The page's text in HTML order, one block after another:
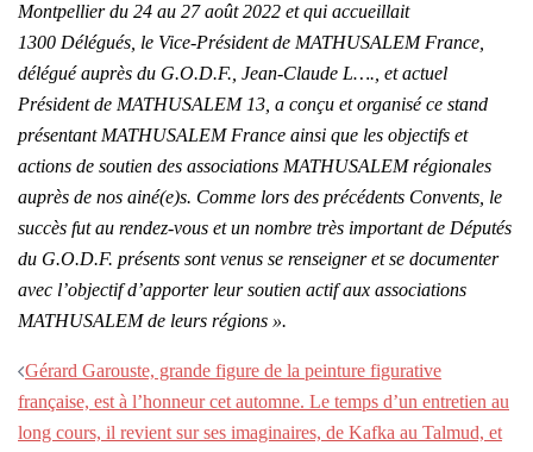
Montpellier du 24 au 27 août 2022 et qui accueillait
1300 Délégués, le Vice-Président de MATHUSALEM France,
délégué auprès du G.O.D.F., Jean-Claude L…., et actuel
Président de MATHUSALEM 13, a conçu et organisé ce stand
présentant MATHUSALEM France ainsi que les objectifs et
actions de soutien des associations MATHUSALEM régionales
auprès de nos ainé(e)s. Comme lors des précédents Convents, le
succès fut au rendez-vous et un nombre très important de Députés
du G.O.D.F. présents sont venus se renseigner et se documenter
avec l’objectif d’apporter leur soutien actif aux associations
MATHUSALEM de leurs régions ».
Gérard Garouste, grande figure de la peinture figurative
française, est à l’honneur cet automne. Le temps d’un entretien au
long cours, il revient sur ses imaginaires, de Kafka au Talmud, et